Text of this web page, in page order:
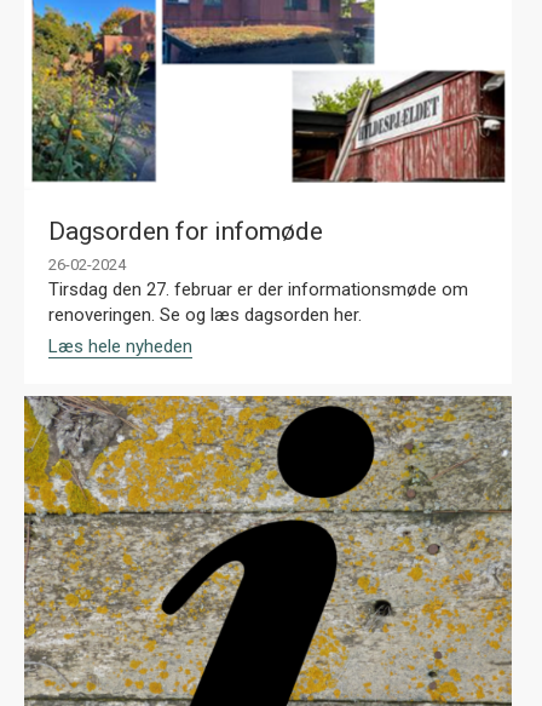
Dagsorden for infomøde
26-02-2024
Tirsdag den 27. februar er der informationsmøde om
renoveringen. Se og læs dagsorden her.
Læs hele nyheden